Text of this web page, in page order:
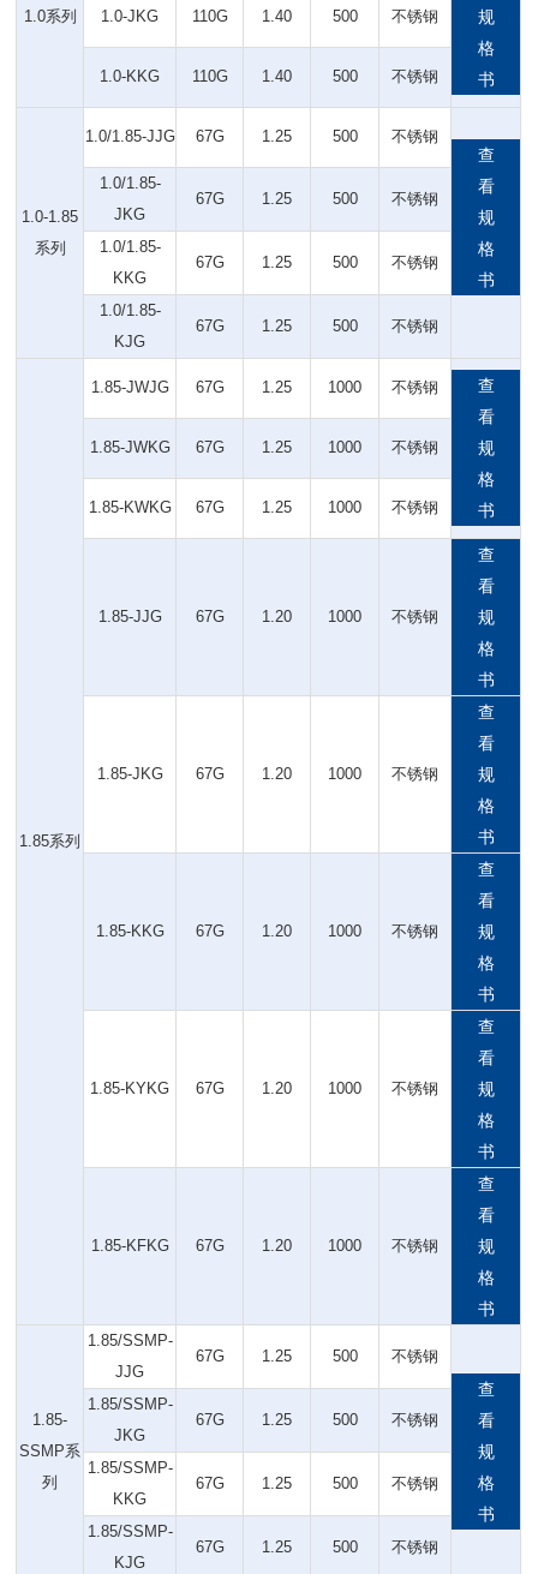
1.0系列
规
格
书
1.0-JKG 110G 1.40 500 不锈钢
1.0-KKG 110G 1.40 500 不锈钢
1.0-1.85
系列
1.0/1.85-JJG 67G 1.25 500 不锈钢
查
看
规
格
书
1.0/1.85-
JKG
67G 1.25 500 不锈钢
1.0/1.85-
KKG
67G 1.25 500 不锈钢
1.0/1.85-
KJG
67G 1.25 500 不锈钢
1.85系列
1.85-JWJG 67G 1.25 1000 不锈钢
查
看
规
格
书
1.85-JWKG 67G 1.25 1000 不锈钢
1.85-KWKG 67G 1.25 1000 不锈钢
1.85-JJG 67G 1.20 1000 不锈钢
查
看
规
格
书
1.85-JKG 67G 1.20 1000 不锈钢
查
看
规
格
书
1.85-KKG 67G 1.20 1000 不锈钢
查
看
规
格
书
1.85-KYKG 67G 1.20 1000 不锈钢
查
看
规
格
书
1.85-KFKG 67G 1.20 1000 不锈钢
查
看
规
格
书
1.85-
SSMP系
列
1.85/SSMP-
JJG
67G 1.25 500 不锈钢
查
看
规
格
书
1.85/SSMP-
JKG
67G 1.25 500 不锈钢
1.85/SSMP-
KKG
67G 1.25 500 不锈钢
1.85/SSMP-
KJG
67G 1.25 500 不锈钢